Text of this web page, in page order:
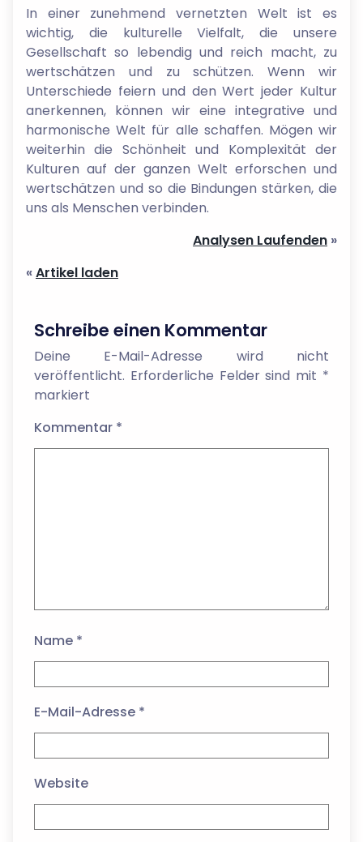
In einer zunehmend vernetzten Welt ist es
wichtig, die kulturelle Vielfalt, die unsere
Gesellschaft so lebendig und reich macht, zu
wertschätzen und zu schützen. Wenn wir
Unterschiede feiern und den Wert jeder Kultur
anerkennen, können wir eine integrative und
harmonische Welt für alle schaffen. Mögen wir
weiterhin die Schönheit und Komplexität der
Kulturen auf der ganzen Welt erforschen und
wertschätzen und so die Bindungen stärken, die
uns als Menschen verbinden.
Analysen Laufenden »
«Artikel laden
Schreibe einen Kommentar
Deine E-Mail-Adresse wird nicht
veröffentlicht. Erforderliche Felder sind mit *
markiert
Kommentar *
Name *
E-Mail-Adresse *
Website